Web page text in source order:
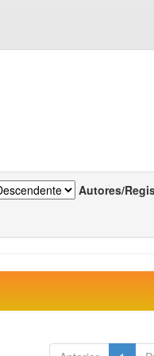
Autores/